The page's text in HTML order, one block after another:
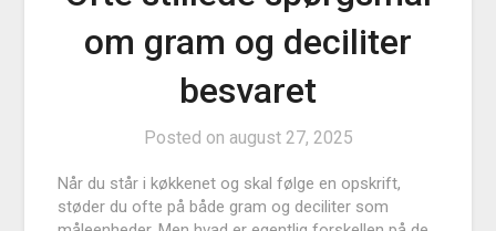
om gram og deciliter
besvaret
Posted on august 27, 2025
Når du står i køkkenet og skal følge en opskrift,
støder du ofte på både gram og deciliter som